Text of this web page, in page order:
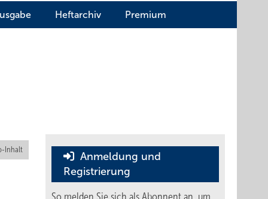
Heftarchiv Premium
Inhalt
Anmeldung und
Registrierung
So melden Sie sich als Abonnent an, um